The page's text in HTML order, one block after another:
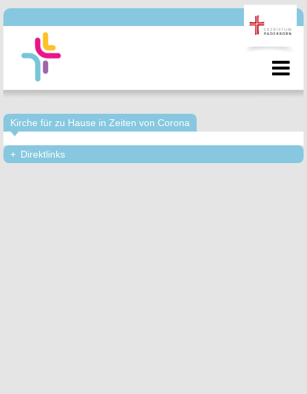
Kirche für zu Hause in Zeiten von Corona
Direktlinks